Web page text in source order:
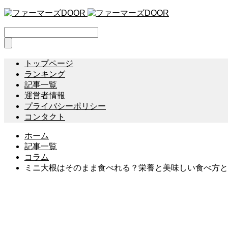
トップページ
ランキング
記事一覧
運営者情報
プライバシーポリシー
コンタクト
ホーム
記事一覧
コラム
ミニ大根はそのまま食べれる？栄養と美味しい食べ方